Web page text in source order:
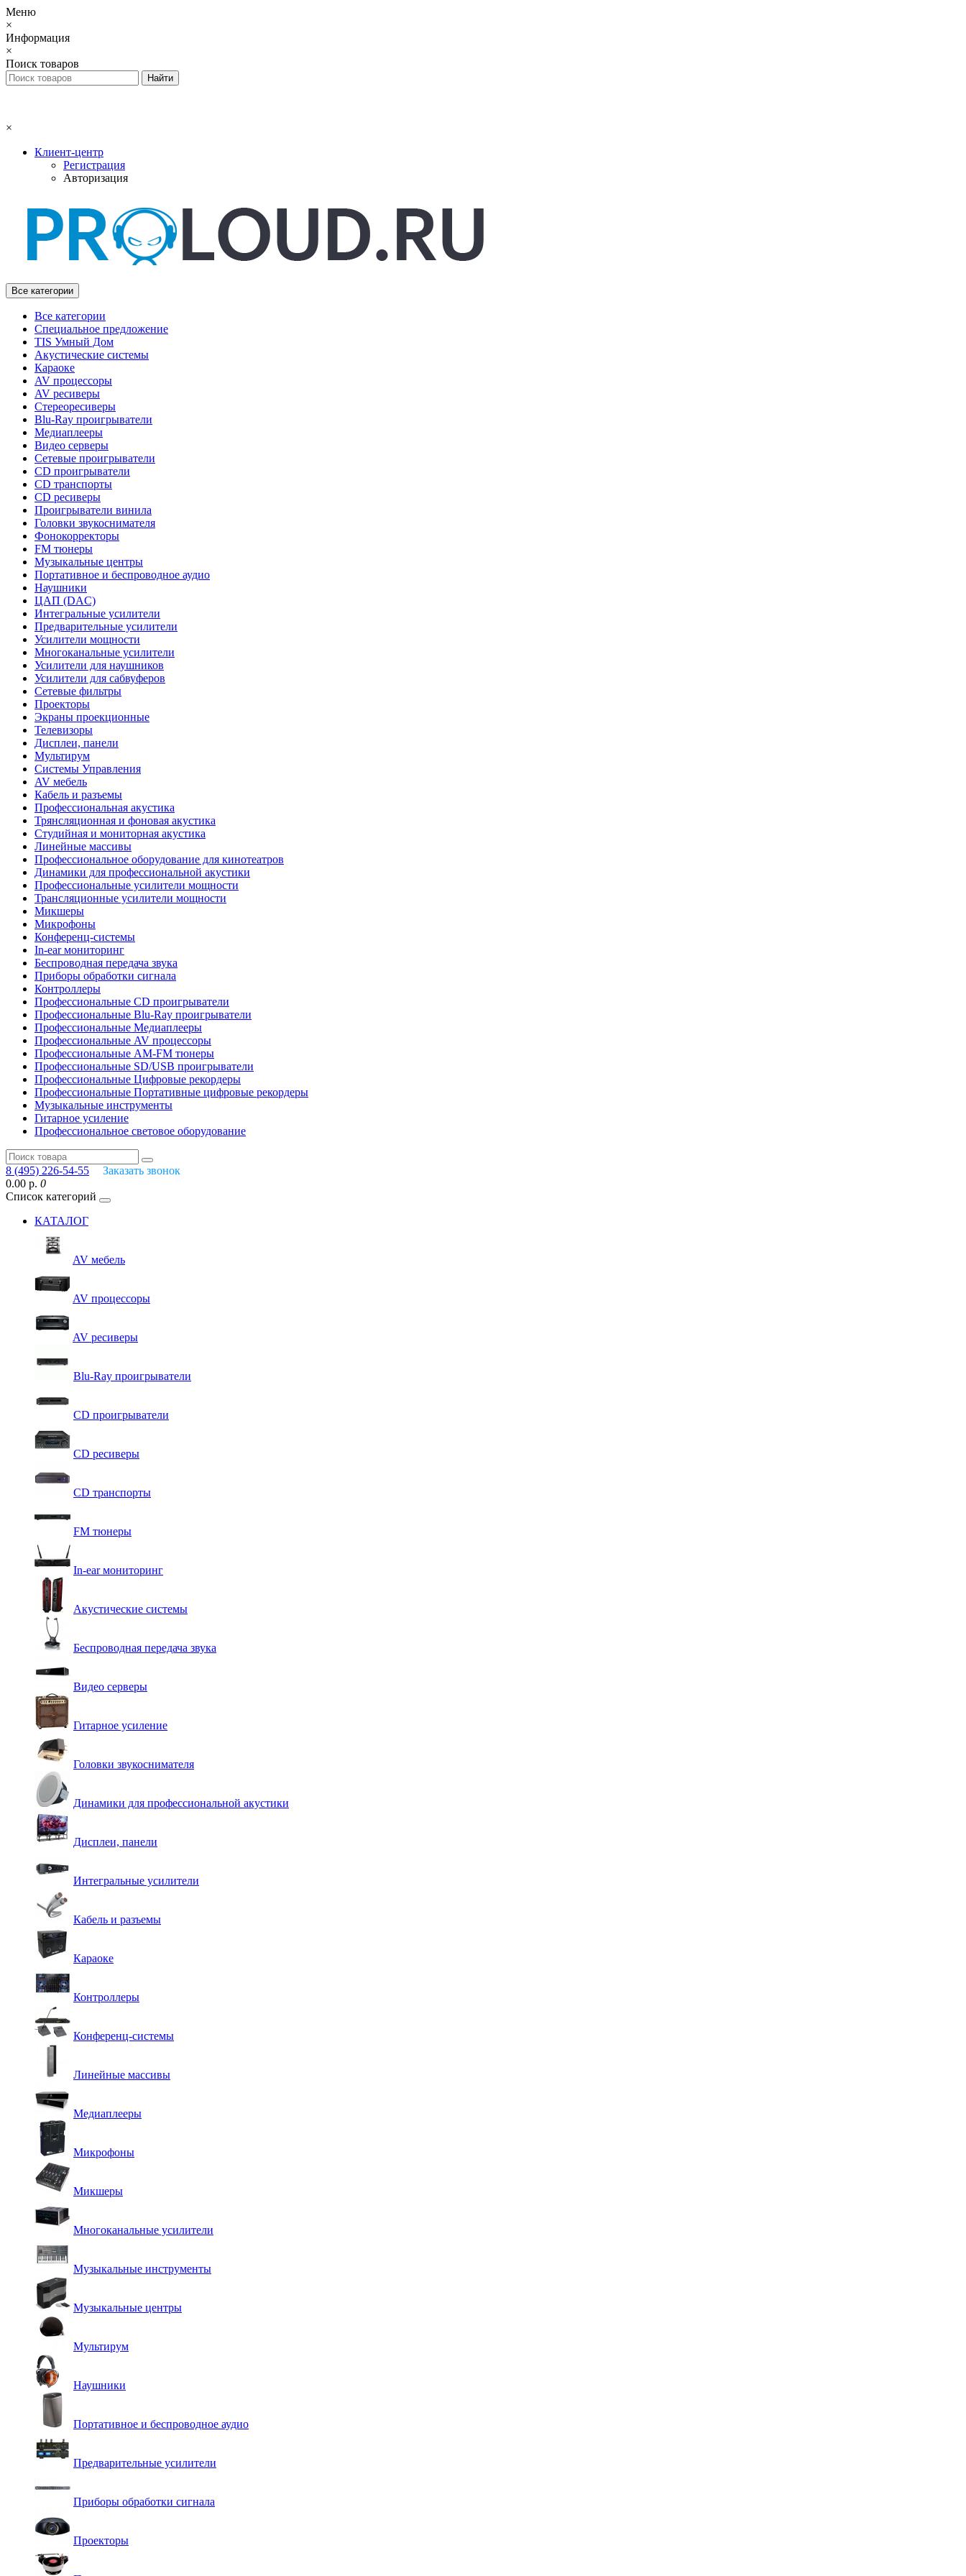
Меню
×
Информация
×
Поиск товаров
×
Клиент-центр
Регистрация
Авторизация
Все категории
Все категории
Специальное предложение
TIS Умный Дом
Акустические системы
Караоке
AV процессоры
AV ресиверы
Стереоресиверы
Blu-Ray проигрыватели
Медиаплееры
Видео серверы
Сетевые проигрыватели
CD проигрыватели
CD транспорты
CD ресиверы
Проигрыватели винила
Головки звукоснимателя
Фонокорректоры
FM тюнеры
Музыкальные центры
Портативное и беспроводное аудио
Наушники
ЦАП (DAC)
Интегральные усилители
Предварительные усилители
Усилители мощности
Многоканальные усилители
Усилители для наушников
Усилители для сабвуферов
Сетевые фильтры
Проекторы
Экраны проекционные
Телевизоры
Дисплеи, панели
Мультирум
Системы Управления
AV мебель
Кабель и разъемы
Профессиональная акустика
Трянсляционная и фоновая акустика
Студийная и мониторная акустика
Линейные массивы
Профессиональное оборудование для кинотеатров
Динамики для профессиональной акустики
Профессиональные усилители мощности
Трансляционные усилители мощности
Микшеры
Микрофоны
Конференц-системы
In-ear мониторинг
Беспроводная передача звука
Приборы обработки сигнала
Контроллеры
Профессиональные СD проигрыватели
Профессиональные Blu-Ray проигрыватели
Профессиональные Медиаплееры
Профессиональные AV процессоры
Профессиональные AM-FM тюнеры
Профессиональные SD/USB проигрыватели
Профессиональные Цифровые рекордеры
Профессиональные Портативные цифровые рекордеры
Музыкальные инструменты
Гитарное усиление
Профессиональное световое оборудование
8 (495) 226-54-55
Заказать звонок
0.00 р. 0
Список категорий
КАТАЛОГ
AV мебель
AV процессоры
AV ресиверы
Blu-Ray проигрыватели
CD проигрыватели
CD ресиверы
CD транспорты
FM тюнеры
In-ear мониторинг
Акустические системы
Беспроводная передача звука
Видео серверы
Гитарное усиление
Головки звукоснимателя
Динамики для профессиональной акустики
Дисплеи, панели
Интегральные усилители
Кабель и разъемы
Караоке
Контроллеры
Конференц-системы
Линейные массивы
Медиаплееры
Микрофоны
Микшеры
Многоканальные усилители
Музыкальные инструменты
Музыкальные центры
Мультирум
Наушники
Портативное и беспроводное аудио
Предварительные усилители
Приборы обработки сигнала
Проекторы